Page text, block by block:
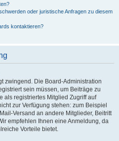
oder juristische Anfragen zu diesem
kontaktieren?
zwingend. Die Board-Administration
sein müssen, um Beiträge zu
als registriertes Mitglied Zugriff auf
zur Verfügung stehen: zum Beispiel
Versand an andere Mitglieder, Beitritt
empfehlen Ihnen eine Anmeldung, da
Vorteile bietet.